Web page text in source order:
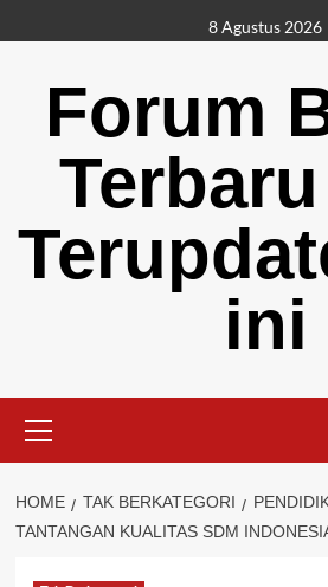
to
8 Agustus 2026
Forum
ini
Menu
HOME TAK BERKATEGORI
TANTANGAN KUALITAS SDM